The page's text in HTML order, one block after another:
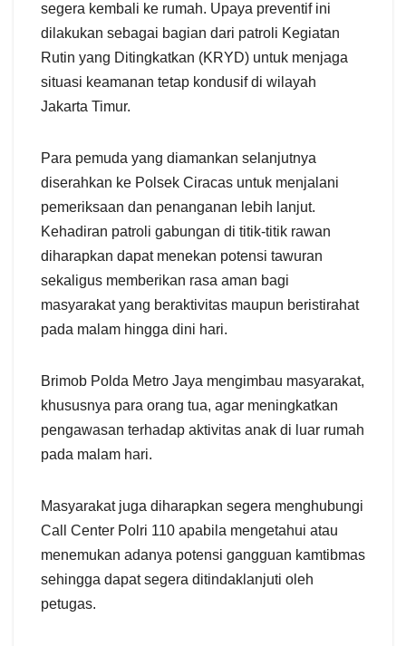
segera kembali ke rumah. Upaya preventif ini
dilakukan sebagai bagian dari patroli Kegiatan
Rutin yang Ditingkatkan (KRYD) untuk menjaga
situasi keamanan tetap kondusif di wilayah
Jakarta Timur.
Para pemuda yang diamankan selanjutnya
diserahkan ke Polsek Ciracas untuk menjalani
pemeriksaan dan penanganan lebih lanjut.
Kehadiran patroli gabungan di titik-titik rawan
diharapkan dapat menekan potensi tawuran
sekaligus memberikan rasa aman bagi
masyarakat yang beraktivitas maupun beristirahat
pada malam hingga dini hari.
Brimob Polda Metro Jaya mengimbau masyarakat,
khususnya para orang tua, agar meningkatkan
pengawasan terhadap aktivitas anak di luar rumah
pada malam hari.
Masyarakat juga diharapkan segera menghubungi
Call Center Polri 110 apabila mengetahui atau
menemukan adanya potensi gangguan kamtibmas
sehingga dapat segera ditindaklanjuti oleh
petugas.